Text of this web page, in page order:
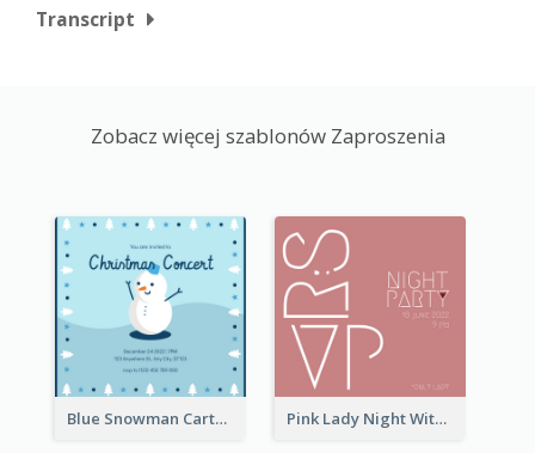
Transcript
Zobacz więcej szablonów Zaproszenia
Blue Snowman Cartoon Christmas Concert Invitation Pink Lady Night With Drinks Invitation